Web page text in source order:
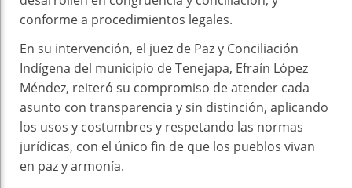
conforme a procedimientos legales.
En su intervención, el juez de Paz y Conciliación
Indígena del municipio de Tenejapa, Efraín López
Méndez, reiteró su compromiso de atender cada
asunto con transparencia y sin distinción, aplicando
los usos y costumbres y respetando las normas
jurídicas, con el único fin de que los pueblos vivan
en paz y armonía.